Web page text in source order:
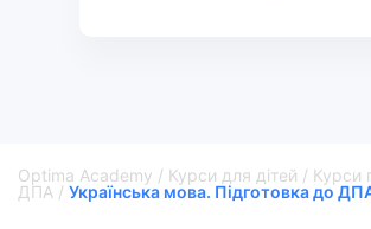
Optima Academy / Курси для дітей / Курси
ДПА / Українська мова. Підготовка до